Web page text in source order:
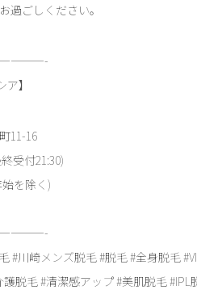
過ごしください。
】
11-16
受付21:30)
を除く)
#川崎メンズ脱毛 #脱毛 #全身脱毛
脱毛 #清潔感アップ #美肌脱毛